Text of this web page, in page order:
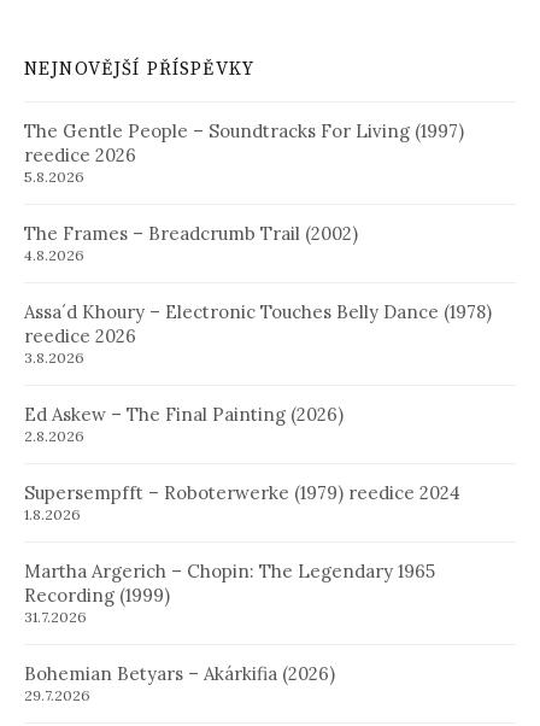
NEJNOVĚJŠÍ PŘÍSPĚVKY
The Gentle People – Soundtracks For Living (1997)
reedice 2026
5.8.2026
The Frames – Breadcrumb Trail (2002)
4.8.2026
Assa´d Khoury – Electronic Touches Belly Dance (1978)
reedice 2026
3.8.2026
Ed Askew – The Final Painting (2026)
2.8.2026
Supersempfft – Roboterwerke (1979) reedice 2024
1.8.2026
Martha Argerich – Chopin: The Legendary 1965
Recording (1999)
31.7.2026
Bohemian Betyars – Akárkifia (2026)
29.7.2026